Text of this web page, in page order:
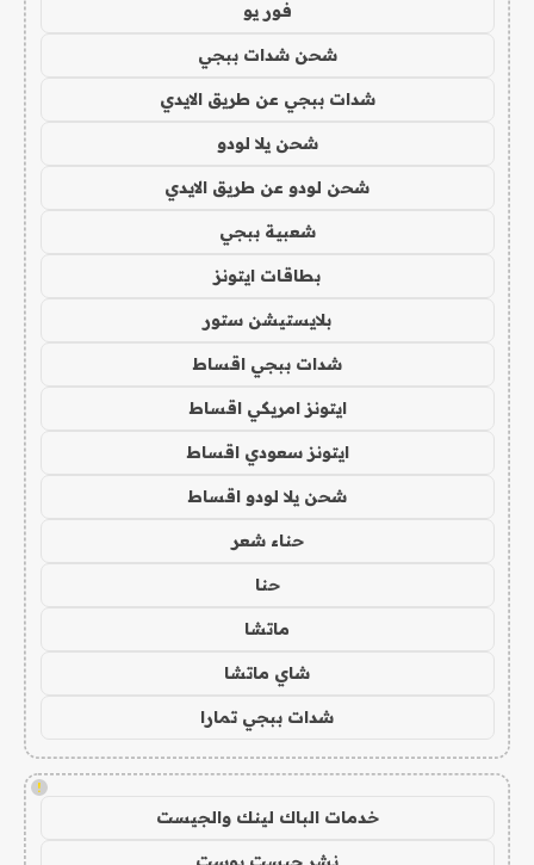
فور يو
شحن شدات ببجي
شدات ببجي عن طريق الايدي
شحن يلا لودو
شحن لودو عن طريق الايدي
شعبية ببجي
بطاقات ايتونز
بلايستيشن ستور
شدات ببجي اقساط
ايتونز امريكي اقساط
ايتونز سعودي اقساط
شحن يلا لودو اقساط
حناء شعر
حنا
ماتشا
شاي ماتشا
شدات ببجي تمارا
!
خدمات الباك لينك والجيست